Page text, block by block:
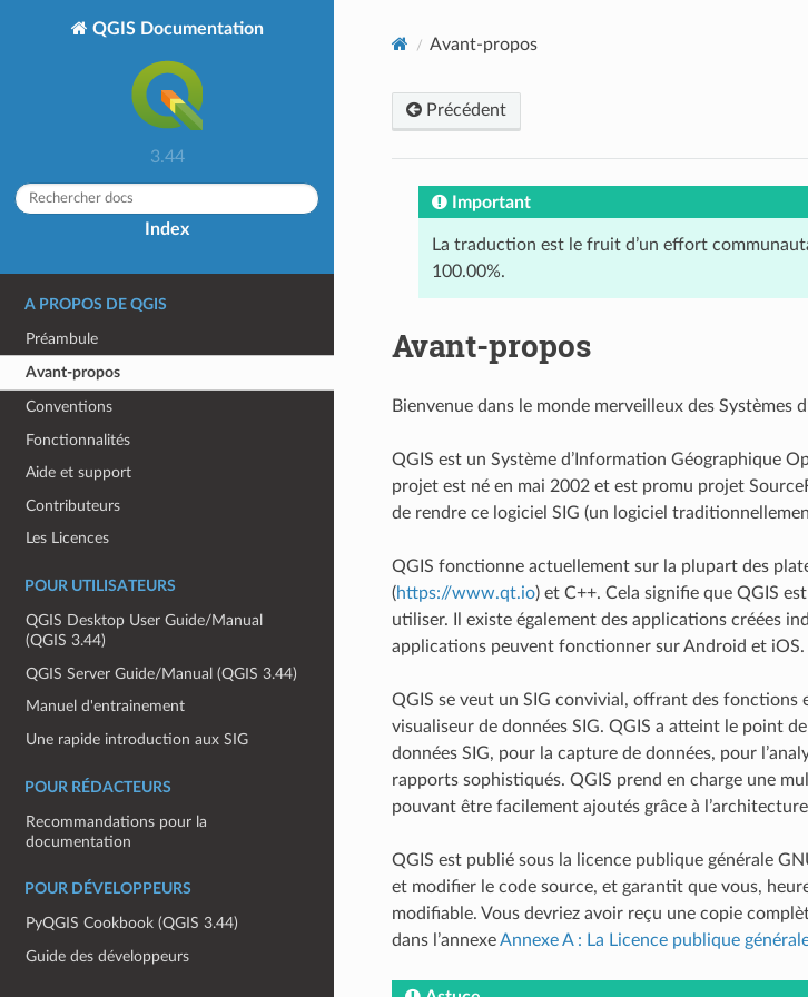
QGIS Documentation
3.44
Index
A PROPOS DE QGIS
Préambule
Avant-propos
Conventions
Fonctionnalités
Aide et support
Contributeurs
Les Licences
POUR UTILISATEURS
QGIS Desktop User Guide/Manual
(QGIS 3.44)
QGIS Server Guide/Manual (QGIS 3.44)
Manuel d'entrainement
Une rapide introduction aux SIG
POUR RÉDACTEURS
Recommandations pour la
documentation
POUR DÉVELOPPEURS
PyQGIS Cookbook (QGIS 3.44)
Guide des développeurs
Avant-propos
Précédent
Important
La traduction est le fruit d’un effort
100.00%.
Avant-propos
Bienvenue dans le monde merveilleux des Systèmes
QGIS est un Système d’Information Géographique
projet est né en mai 2002 et est promu projet
de rendre ce logiciel SIG (un logiciel
QGIS fonctionne actuellement sur la plupart des
(https://www.qt.io) et C++. Cela signifie que QGIS
utiliser. Il existe également des applications créées
applications peuvent fonctionner sur Android et iOS.
QGIS se veut un SIG convivial, offrant des
visualiseur de données SIG. QGIS a atteint le point
données SIG, pour la capture de données, pour
rapports sophistiqués. QGIS prend en charge une
pouvant être facilement ajoutés grâce à
QGIS est publié sous la licence publique générale
et modifier le code source, et garantit que vous,
modifiable. Vous devriez avoir reçu une copie
dans l’annexeAnnexe A : La Licence publique